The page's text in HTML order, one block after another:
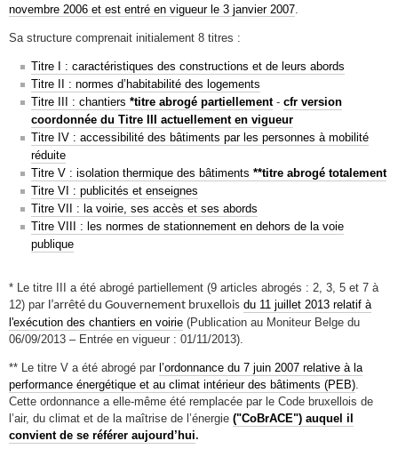
novembre 2006 et est entré en vigueur le 3 janvier 2007
Sa structure comprenait initialement 8 titres :
Titre I : caractéristiques des constructions et de leurs abords
Titre II : normes d’habitabilité des logements
Titre III : chantiers *titre abrogé partiellement- cfr version
coordonnée du Titre III actuellement en vigueur
Titre IV : accessibilité des bâtiments par les personnes à mobilité
réduite
Titre V : isolation thermique des bâtiments **titre abrogé totalement
Titre VI : publicités et enseignes
Titre VII : la voirie, ses accès et ses abords
Titre VIII : les normes de stationnement en dehors de la voie
publique
* Le titre III a été abrogé partiellement (9 articles abrogés : 2, 3, 5 et 7 à
12) par l’arrêté du Gouvernement bruxellois du 11 juillet 2013 relatif à
l'exécution des chantiers en voirie (Publication au Moniteur Belge du
06/09/2013 – Entrée en vigueur : 01/11/2013).
** Le titre V a été abrogé par l’ordonnance du 7 juin 2007 relative à la
performance énergétique et au climat intérieur des bâtiments (PEB).
Cette ordonnance a elle-même été remplacée par le Code bruxellois de
l’air, du climat et de la maîtrise de l’énergie ("CoBrACE") auquel il
convient de se référer aujourd’hui.